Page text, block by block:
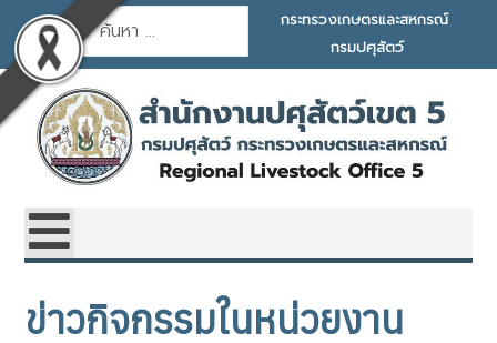
การค้นหา
กระทรวงเกษตรและสหกรณ์
กรมปศุสัตว์
ข่าวกิจกรรมในหน่วยงาน